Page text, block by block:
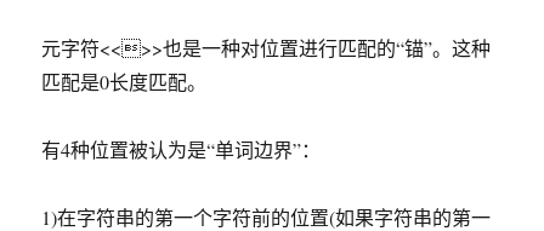
元字符<<>>也是一种对位置进行匹配的“锚”。这种
匹配是0长度匹配。
有4种位置被认为是“单词边界”：
1)在字符串的第一个字符前的位置(如果字符串的第一